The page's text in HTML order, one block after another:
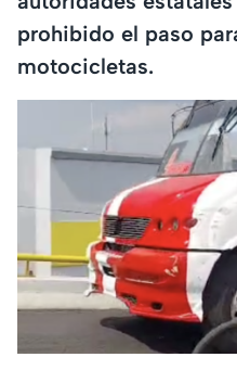
prohibido el paso
motocicletas.